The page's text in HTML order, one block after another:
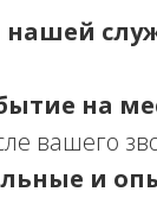
нашей
на
вашего
и